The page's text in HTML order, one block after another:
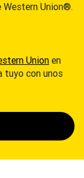
Western Union®.
Unionen
tuyo con unos